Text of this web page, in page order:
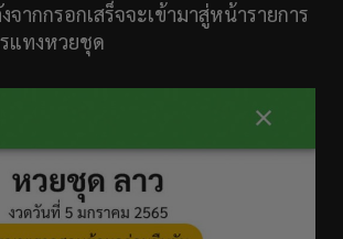
จากกรอกเสร็จจะเข้ามาสู่หน้ารายการ
แทงหวยชุด